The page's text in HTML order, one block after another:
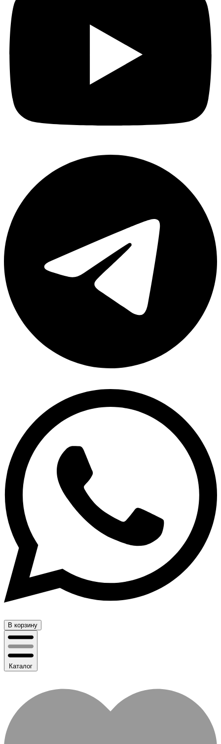
В корзину
Каталог